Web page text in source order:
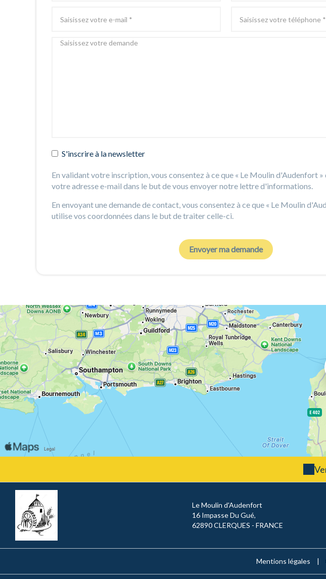
S'inscrire à la newsletter
En validant votre inscription, vous consentez à ce que « Le Moulin d'Audenfort
votre adresse e-mail dans le but de vous envoyer notre lettre d'informations.
En envoyant une demande de contact, vous consentez à ce que « Le Moulin
utilise vos coordonnées dans le but de traiter celle-ci.
Le Moulin d'Audenfort
16 Impasse Du Gué,
62890 CLERQUES - FRANCE
Mentions légales |